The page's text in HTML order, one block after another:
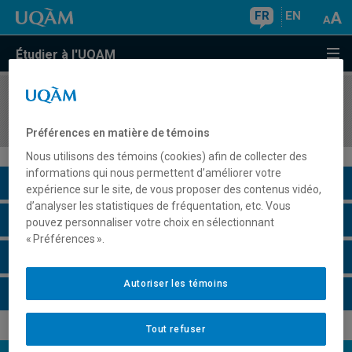
FR EN
Étudier à l'UQAM
COURS//
Description du cours
Horaire - Été 2026
Préférences en matière de témoins
Nous utilisons des témoins (cookies) afin de collecter des
informations qui nous permettent d’améliorer votre
expérience sur le site, de vous proposer des contenus vidéo,
d’analyser les statistiques de fréquentation, etc. Vous
pouvez personnaliser votre choix en sélectionnant
« Préférences ».
Tout refuser
Autoriser les témoins